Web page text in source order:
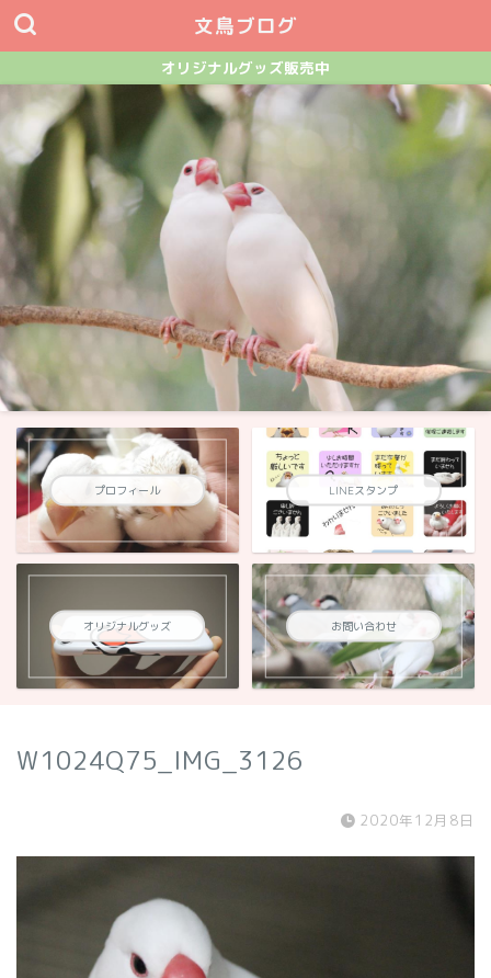
文鳥ブログ
オリジナルグッズ販売中
プロフィール LINEスタンプ
オリジナルグッズ お問い合わせ
W1024Q75_IMG_3126
2020年12月8日